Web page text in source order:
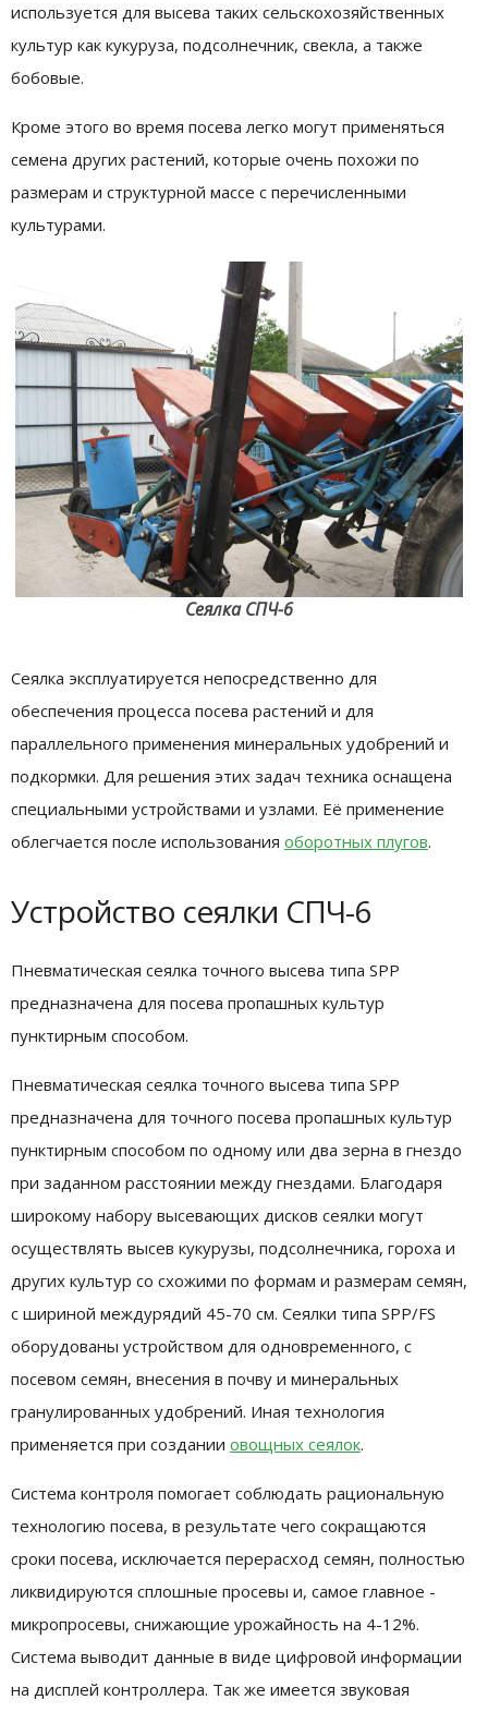
используется для высева таких сельскохозяйственных
культур как кукуруза, подсолнечник, свекла, а также
бобовые.
Кроме этого во время посева легко могут применяться
семена других растений, которые очень похожи по
размерам и структурной массе с перечисленными
культурами.
Сеялка СПЧ-6
Сеялка эксплуатируется непосредственно для
обеспечения процесса посева растений и для
параллельного применения минеральных удобрений и
подкормки. Для решения этих задач техника оснащена
специальными устройствами и узлами. Её применение
облегчается после использования оборотных плугов.
Устройство сеялки СПЧ-6
Пневматическая сеялка точного высева типа SPP
предназначена для посева пропашных культур
пунктирным способом.
Пневматическая сеялка точного высева типа SPP
предназначена для точного посева пропашных культур
пунктирным способом по одному или два зерна в гнездо
при заданном расстоянии между гнездами. Благодаря
широкому набору высевающих дисков сеялки могут
осуществлять высев кукурузы, подсолнечника, гороха и
других культур со схожими по формам и размерам семян,
с шириной междурядий 45-70 см. Сеялки типа SPP/FS
оборудованы устройством для одновременного, с
посевом семян, внесения в почву и минеральных
гранулированных удобрений. Иная технология
применяется при создании овощных сеялок.
Система контроля помогает соблюдать рациональную
технологию посева, в результате чего сокращаются
сроки посева, исключается перерасход семян, полностью
ликвидируются сплошные просевы и, самое главное -
микропросевы, снижающие урожайность на 4-12%.
Система выводит данные в виде цифровой информации
на дисплей контроллера. Так же имеется звуковая